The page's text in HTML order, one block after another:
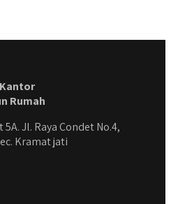
Rumah
Jl. Raya Condet No.4,
Kramat jati